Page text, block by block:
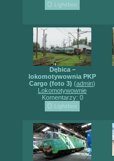
Dębica –
lokomotywownia PKP
Cargo (foto 3) (admin)
Lokomotywownie
Komentarzy: 0